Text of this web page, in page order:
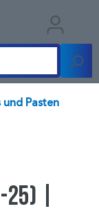
und Pasten
|